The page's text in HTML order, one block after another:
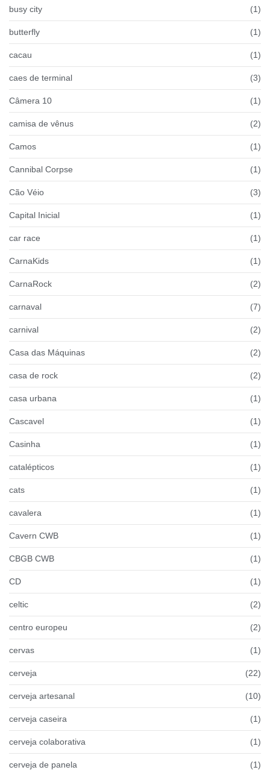
busy city (1)
butterfly (1)
cacau (1)
caes de terminal (3)
Câmera 10 (1)
camisa de vênus (2)
Camos (1)
Cannibal Corpse (1)
Cão Véio (3)
Capital Inicial (1)
car race (1)
CarnaKids (1)
CarnaRock (2)
carnaval (7)
carnival (2)
Casa das Máquinas (2)
casa de rock (2)
casa urbana (1)
Cascavel (1)
Casinha (1)
catalépticos (1)
cats (1)
cavalera (1)
Cavern CWB (1)
CBGB CWB (1)
CD (1)
celtic (2)
centro europeu (2)
cervas (1)
cerveja (22)
cerveja artesanal (10)
cerveja caseira (1)
cerveja colaborativa (1)
cerveja de panela (1)